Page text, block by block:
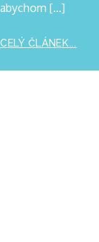
abychom […]
CELÝ ČLÁNEK...